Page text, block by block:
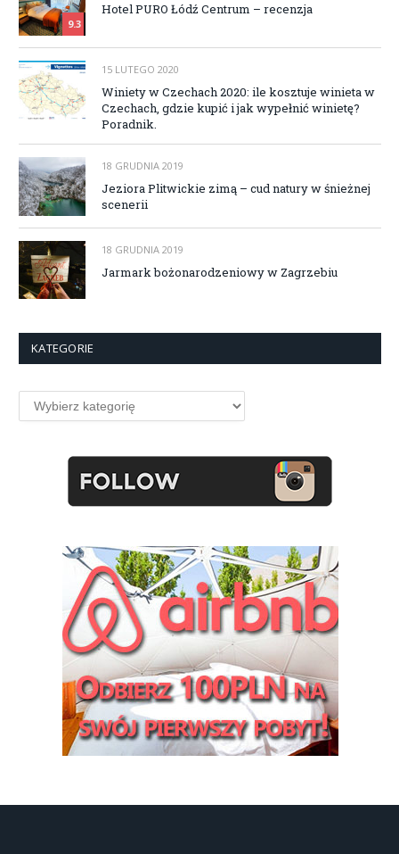
9.3
Hotel PURO Łódź Centrum – recenzja
15 LUTEGO 2020
Winiety w Czechach 2020: ile kosztuje winieta w
Czechach, gdzie kupić i jak wypełnić winietę?
Poradnik.
18 GRUDNIA 2019
Jeziora Plitwickie zimą – cud natury w śnieżnej
scenerii
18 GRUDNIA 2019
Jarmark bożonarodzeniowy w Zagrzebiu
KATEGORIE
Kategorie